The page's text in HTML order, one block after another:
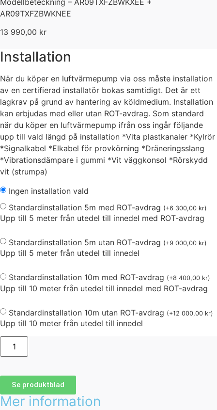
AR09TXFZBWKNEE
13 990,00 kr
Installation
När du köper en luftvärmepump via oss måste installation
av en certifierad installatör bokas samtidigt. Det är ett
lagkrav på grund av hantering av köldmedium. Installation
kan erbjudas med eller utan ROT-avdrag. Som standard
när du köper en luftvärmepump ifrån oss ingår följande
upp till vald längd på installation *Vita plastkanaler *Kylrör
*Signalkabel *Elkabel för provkörning *Dräneringsslang
*Vibrationsdämpare i gummi *Vit väggkonsol *Rörskydd
vit (strumpa)
Ingen installation vald
Standardinstallation 5m med ROT-avdrag (+6 300,00 kr)
Upp till 5 meter från utedel till innedel med ROT-avdrag
Standardinstallation 5m utan ROT-avdrag (+9 000,00 kr)
Upp till 5 meter från utedel till innedel
Standardinstallation 10m med ROT-avdrag (+8 400,00 kr)
Upp till 10 meter från utedel till innedel med ROT-avdrag
Standardinstallation 10m utan ROT-avdrag (+12 000,00 kr)
Upp till 10 meter från utedel till innedel
Se produktblad
Mer information